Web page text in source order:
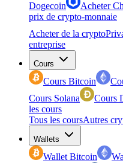
Dogecoin
Acheter
prix de crypto-monnaie
Acheter de la crypto
entreprise
Cours
Cours Bitcoin
Cours Solana
Cours
les cours
Tous les coursAutres
Wallets
Wallet Bitcoin